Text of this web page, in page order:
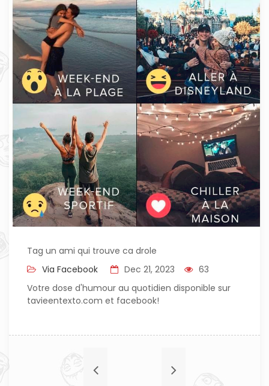
Tag un ami qui trouve ca drole
Via Facebook
Dec 21, 2023
63
Votre dose d'humour au quotidien disponible sur
tavieentexto.com et facebook!